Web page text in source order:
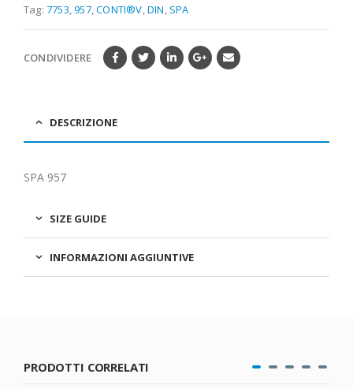
Tag: 7753 ,957,CONTI®V ,DIN SPA
CONDIVIDERE
DESCRIZIONE
SPA 957
SIZE GUIDE
INFORMAZIONI AGGIUNTIVE
PRODOTTI CORRELATI